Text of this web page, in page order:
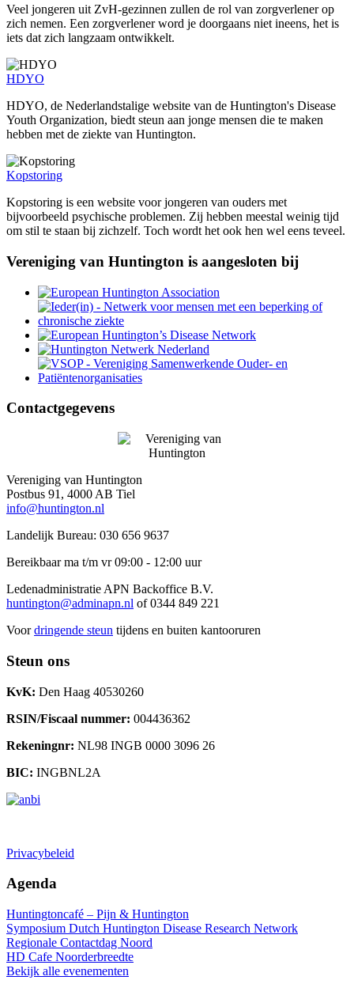
Veel jongeren uit ZvH-gezinnen zullen de rol van zorgverlener op
zich nemen. Een zorgverlener word je doorgaans niet ineens, het is
iets dat zich langzaam ontwikkelt.
HDYO
HDYO, de Nederlandstalige website van de Huntington's Disease
Youth Organization, biedt steun aan jonge mensen die te maken
hebben met de ziekte van Huntington.
Kopstoring
Kopstoring is een website voor jongeren van ouders met
bijvoorbeeld psychische problemen. Zij hebben meestal weinig tijd
om stil te staan bij zichzelf. Toch wordt het ook hen wel eens teveel.
Vereniging van Huntington is aangesloten bij
Contactgegevens
Vereniging van Huntington
Postbus 91, 4000 AB Tiel
info@huntington.nl
Landelijk Bureau: 030 656 9637
Bereikbaar ma t/m vr 09:00 - 12:00 uur
Ledenadministratie APN Backoffice B.V.
huntington@adminapn.nl of 0344 849 221
Voordringende steun tijdens en buiten kantooruren
Steun ons
KvK: Den Haag 40530260
RSIN/Fiscaal nummer: 004436362
Rekeningnr: NL98 INGB 0000 3096 26
BIC: INGBNL2A
Privacybeleid
Agenda
Huntingtoncafé – Pijn & Huntington
Symposium Dutch Huntington Disease Research Network
Regionale Contactdag Noord
HD Cafe Noorderbreedte
Bekijk alle evenementen